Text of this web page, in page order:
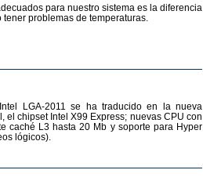
para nuestro sistema es la diferencia
problemas de temperaturas.
LGA-2011 se ha traducido en la nueva
el chipset Intel X99 Express; nuevas CPU con
caché L3 hasta 20 Mb y soporte para Hyper
lógicos).